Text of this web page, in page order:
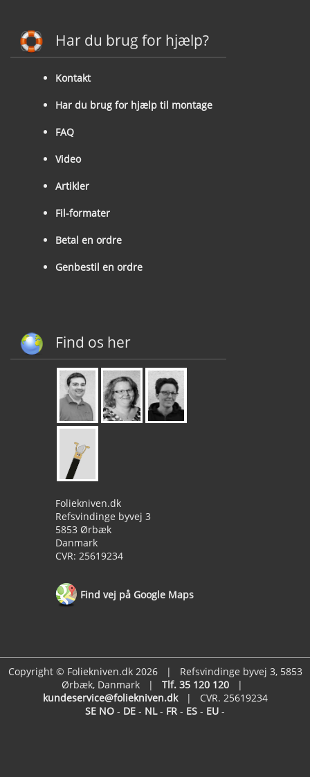
Har du brug for hjælp?
Kontakt
Har du brug for hjælp til montage
FAQ
Video
Artikler
Fil-formater
Betal en ordre
Genbestil en ordre
Find os her
Foliekniven.dk
Refsvindinge byvej 3
5853 Ørbæk
Danmark
CVR: 25619234
Find vej på Google Maps
Copyright © Foliekniven.dk 2026 | Refsvindinge byvej 3, 5853
Ørbæk, Danmark | Tlf. 35 120 120 |
kundeservice@foliekniven.dk| CVR. 25619234
SE NO - DE - NL- FR - ES - EU -